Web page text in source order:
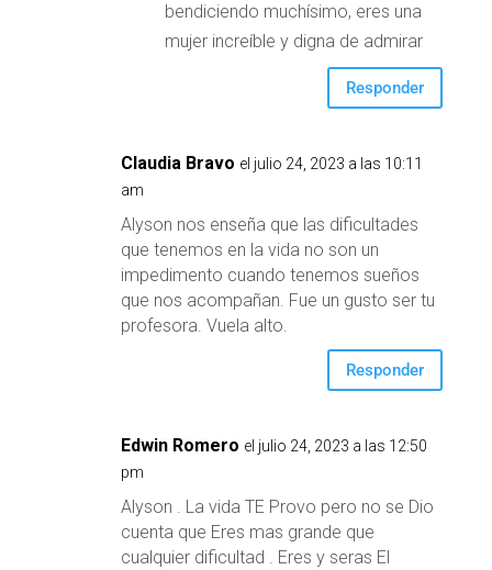
bendiciendo muchísimo, eres una
mujer increíble y digna de admirar
Responder
Claudia Bravo el julio 24, 2023 a las 10:11
am
Alyson nos enseña que las dificultades
que tenemos en la vida no son un
impedimento cuando tenemos sueños
que nos acompañan. Fue un gusto ser tu
profesora. Vuela alto.
Responder
Edwin Romero el julio 24, 2023 a las 12:50
pm
Alyson . La vida TE Provo pero no se Dio
cuenta que Eres mas grande que
cualquier dificultad . Eres y seras El